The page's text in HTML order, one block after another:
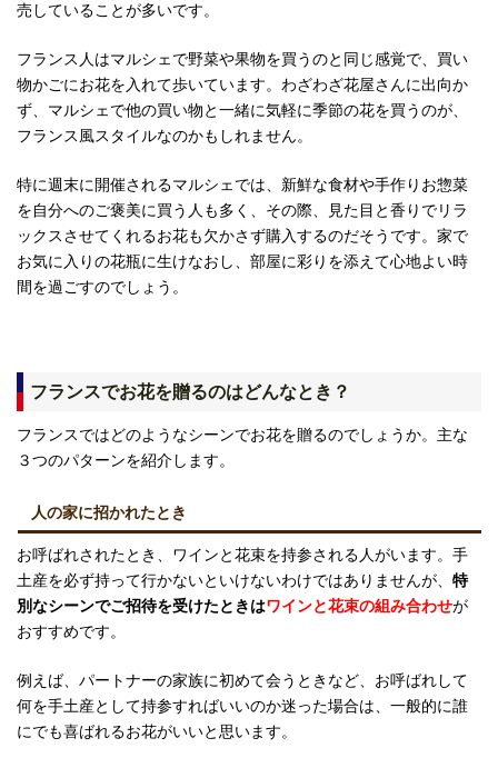
売していることが多いです。
フランス人はマルシェで野菜や果物を買うのと同じ感覚で、買い
物かごにお花を入れて歩いています。わざわざ花屋さんに出向か
ず、マルシェで他の買い物と一緒に気軽に季節の花を買うのが、
フランス風スタイルなのかもしれません。
特に週末に開催されるマルシェでは、新鮮な食材や手作りお惣菜
を自分へのご褒美に買う人も多く、その際、見た目と香りでリラ
ックスさせてくれるお花も欠かさず購入するのだそうです。家で
お気に入りの花瓶に生けなおし、部屋に彩りを添えて心地よい時
間を過ごすのでしょう。
フランスでお花を贈るのはどんなとき？
フランスではどのようなシーンでお花を贈るのでしょうか。主な
３つのパターンを紹介します。
人の家に招かれたとき
お呼ばれされたとき、ワインと花束を持参される人がいます。手
土産を必ず持って行かないといけないわけではありませんが、 特
別なシーンでご招待を受けたときはワインと花束の組み合わせが
おすすめです。
例えば、パートナーの家族に初めて会うときなど、お呼ばれして
何を手土産として持参すればいいのか迷った場合は、一般的に誰
にでも喜ばれるお花がいいと思います。